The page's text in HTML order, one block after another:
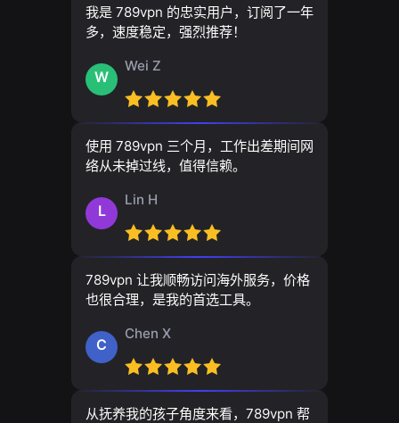
我是 789vpn 的忠实用户，订阅了一年
多，速度稳定，强烈推荐！
W
Wei Z
使用 789vpn 三个月，工作出差期间网
络从未掉过线，值得信赖。
L
Lin H
789vpn 让我顺畅访问海外服务，价格
也很合理，是我的首选工具。
C
Chen X
从抚养我的孩子角度来看，789vpn 帮